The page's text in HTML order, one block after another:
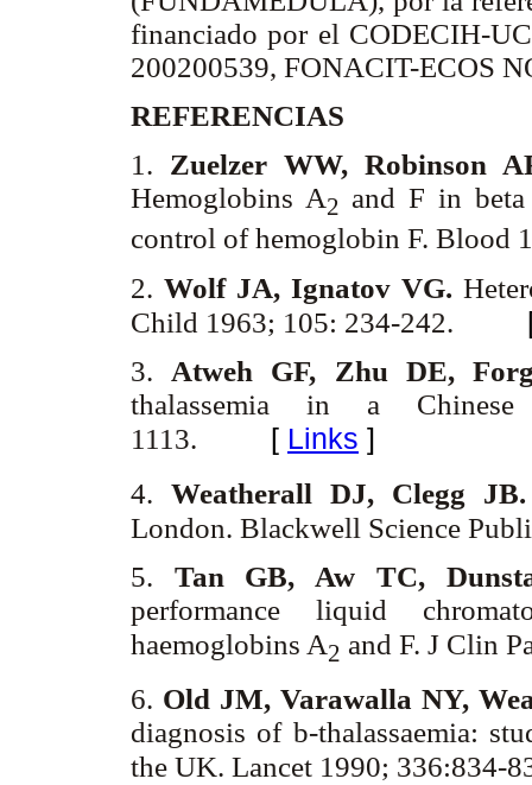
financiado por el CODECIH-
200200539, FONACIT-ECOS
REFERENCIAS
1. Zuelzer WW, Robinson
Hemoglobins A2 and F in
control of hemoglobin F. Blood
2.Wolf JA, Ignatov VG.
Child 1963; 105: 234-242.
3. Atweh GF, Zhu DE,
thalassemia in a
1113.
[ Links ]
4.Weatherall DJ, Clegg JB.
London. Blackwell Science
5. Tan GB, Aw TC,
performance liquid
haemoglobins A2 and F. J Clin
6. Old JM, Varawalla NY,
diagnosis of b-thalassaemia:
the UK. Lancet 1990; 336:834-